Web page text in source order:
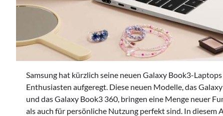
Samsung hat kürzlich seine neuen Galaxy Book3-
Enthusiasten aufgeregt. Diese neuen Modelle, das
und das Galaxy Book3 360, bringen eine Menge neuer
als auch für persönliche Nutzung perfekt sind. In diesem